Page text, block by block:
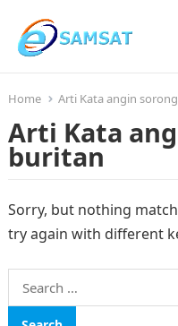
Home Arti Kata angin
Arti Kata
buritan
Sorry, but nothing
try again with different
Search
for: